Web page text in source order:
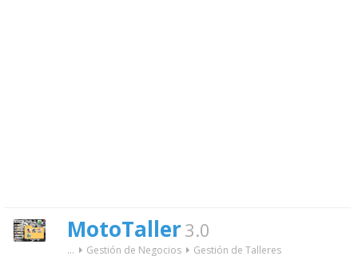
MotoTaller3.0
... Gestión de Negocios Gestión de Talleres